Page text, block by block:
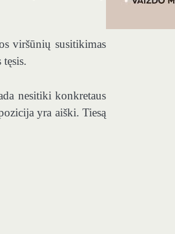
viršūnių susitikimas
nesitiki konkretaus
yra aiški. Tiesą